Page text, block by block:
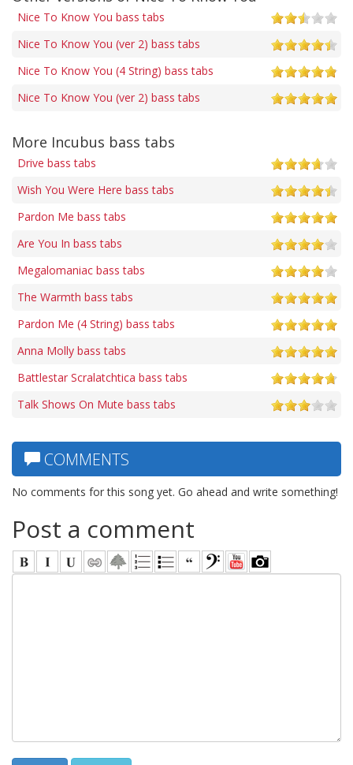
Nice To Know You bass tabs
Nice To Know You (ver 2) bass tabs
Nice To Know You (4 String) bass tabs
Nice To Know You (ver 2) bass tabs
More Incubus bass tabs
Drive bass tabs
Wish You Were Here bass tabs
Pardon Me bass tabs
Are You In bass tabs
Megalomaniac bass tabs
The Warmth bass tabs
Pardon Me (4 String) bass tabs
Anna Molly bass tabs
Battlestar Scralatchtica bass tabs
Talk Shows On Mute bass tabs
COMMENTS
No comments for this song yet. Go ahead and write something!
Post a comment